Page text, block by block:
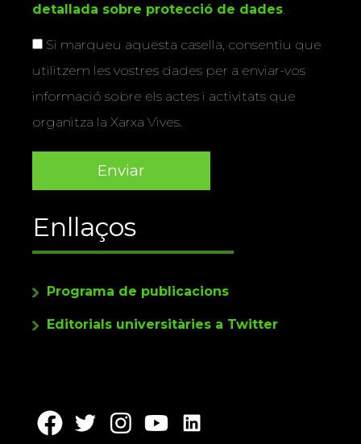
detallada sobre protecció de dades.
Si marqueu aquesta casella, consentiu que
utilitzem les vostres dades per a enviar-vos
informació sobre els actes i activitats que
organitza la Xarxa Vives.
Enllaços
Programa de publicacions
Editorials universitàries a Twitter